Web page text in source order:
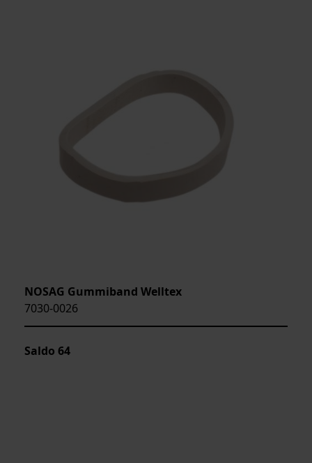
NOSAG Gummiband Welltex
7030-0026
Saldo 64